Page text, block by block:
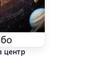
центр